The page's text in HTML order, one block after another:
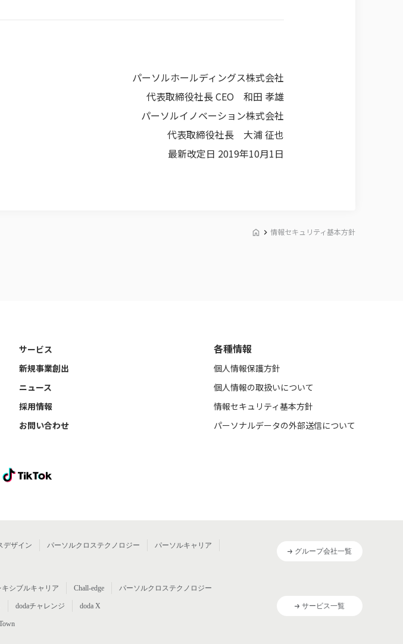
パーソルホールディングス株式会社
代表取締役社長 CEO 和田 孝雄
パーソルイノベーション株式会社
代表取締役社長 大浦 征也
最新改定日 2019年10月1日
情報セキュリティ基本方針
サービス
新規事業創出
ニュース
採用情報
お問い合わせ
各種情報
個人情報保護方針
個人情報の取扱いについて
情報セキュリティ基本方針
パーソナルデータの外部送信について
デザイン パーソルクロステクノロジー
パーソルキャリア
グループ会社一覧
キシブルキャリア Chall-edge パーソルクロステクノロジー
dodaチャレンジ doda X サービス一覧